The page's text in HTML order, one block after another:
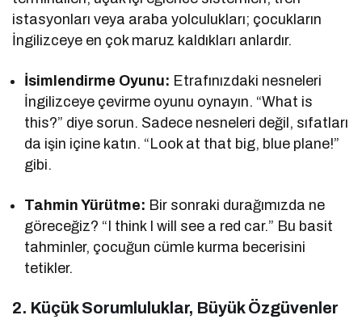
istasyonları veya araba yolculukları; çocukların
İngilizceye en çok maruz kaldıkları anlardır.
İsimlendirme Oyunu: Etrafınızdaki nesneleri
İngilizceye çevirme oyunu oynayın. “What is
this?” diye sorun. Sadece nesneleri değil, sıfatları
da işin içine katın. “Look at that big, blue plane!”
gibi.
Tahmin Yürütme: Bir sonraki durağımızda ne
göreceğiz? “I think I will see a red car.” Bu basit
tahminler, çocuğun cümle kurma becerisini
tetikler.
2. Küçük Sorumluluklar, Büyük Özgüvenler